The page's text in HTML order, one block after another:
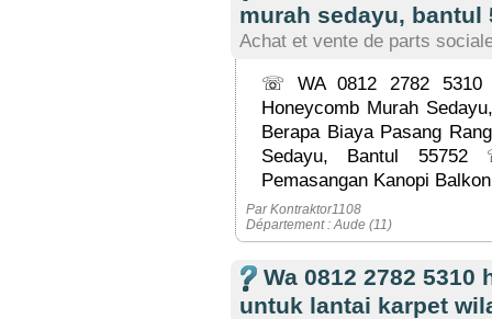
murah sedayu, bantul
Achat et vente de parts
☏ WA 0812 2782 5310
Honeycomb Murah
Berapa Biaya Pasang
Sedayu, Bantul
Pemasangan Kanopi
Par Kontraktor1108
Département : Aude (11)
Wa 0812 2782
untuk lantai karpet